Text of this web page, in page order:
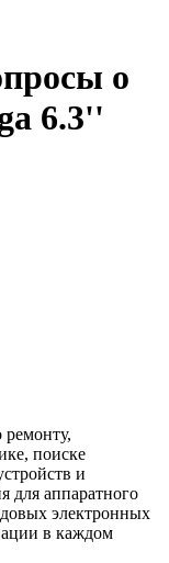
о
6.3''
поиске
и
для аппаратного
электронных
в каждом